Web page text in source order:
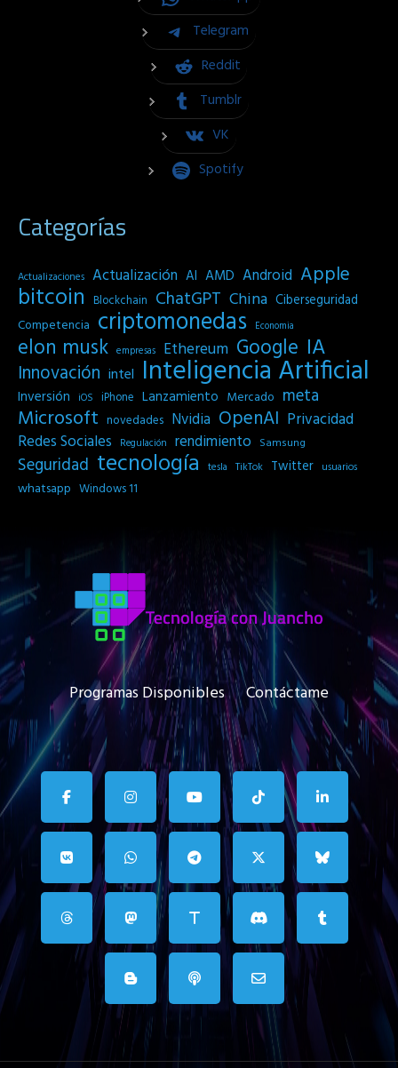
Telegram
Reddit
Tumblr
VK
Spotify
Categorías
Actualizaciones Actualización AI AMD Android Apple
bitcoin Blockchain ChatGPT China Ciberseguridad
Competencia criptomonedas Economia
elon musk empresas Ethereum Google IA
Innovación intel Inteligencia Artificial
Inversión iOS iPhone Lanzamiento Mercado meta
Microsoft novedades Nvidia OpenAI Privacidad
Redes Sociales
Regulación rendimiento Samsung
Seguridad tecnología tesla TikTok Twitter usuarios
whatsapp Windows 11
Programas Disponibles Contáctame